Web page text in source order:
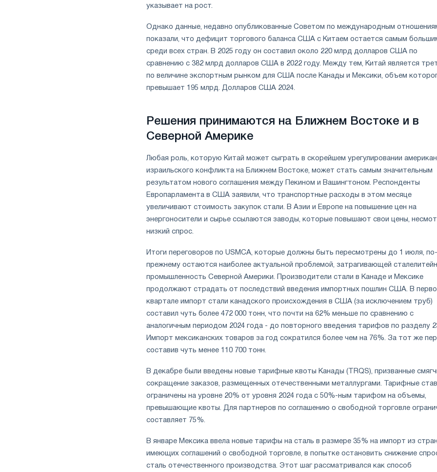
указывает на рост.
Однако данные, недавно опубликованные Советом по международным
показали, что дефицит торгового баланса США с Китаем остается самым
среди всех стран. В 2025 году он составил около 220 млрд долларов США по
сравнению с 382 млрд долларов США в 2022 году. Между тем, Китай является
по величине экспортным рынком для США после Канады и Мексики, объем
превышает 195 млрд. Долларов США 2024.
Решения принимаются на Ближнем Востоке и в
Северной Америке
Любая роль, которую Китай может сыграть в скорейшем урегулировании
израильского конфликта на Ближнем Востоке, может стать самым значительным
результатом нового соглашения между Пекином и Вашингтоном. Респонденты
Европарламента в США заявили, что транспортные расходы в этом месяце
увеличивают стоимость закупок стали. В Азии и Европе на повышение цен на
энергоносители и сырье ссылаются заводы, которые повышают свои цены,
низкий спрос.
Итоги переговоров по USMCA, которые должны быть пересмотрены до 1 июля, по-
прежнему остаются наиболее актуальной проблемой, затрагивающей
промышленность Северной Америки. Производители стали в Канаде и Мексике
продолжают страдать от последствий введения импортных пошлин США. В
квартале импорт стали канадского происхождения в США (за исключением труб)
составил чуть более 472 000 тонн, что почти на 62% меньше по сравнению с
аналогичным периодом 2024 года - до повторного введения тарифов по разделу
Импорт мексиканских товаров за год сократился более чем на 76%. За тот же
составив чуть менее 110 700 тонн.
В декабре были введены новые тарифные квоты Канады (TRQS), призванные
сокращение заказов, размещенных отечественными металлургами. Тарифные
ограничены на уровне 20% от уровня 2024 года с 50%-ным тарифом на объемы,
превышающие квоты. Для партнеров по соглашению о свободной торговле
составляет 75%.
В январе Мексика ввела новые тарифы на сталь в размере 35% на импорт из
имеющих соглашений о свободной торговле, в попытке остановить снижение
сталь отечественного производства. Этот шаг рассматривался как способ